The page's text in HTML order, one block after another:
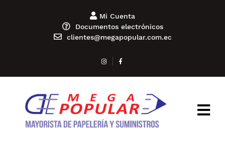
Mi Cuenta
Documentos electrónicos
clientes@megapopular.com.ec